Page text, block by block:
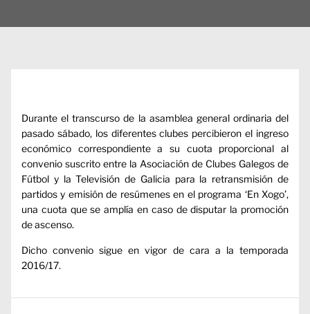
Durante el transcurso de la asamblea general ordinaria del
pasado sábado, los diferentes clubes percibieron el ingreso
económico correspondiente a su cuota proporcional al
convenio suscrito entre la Asociación de Clubes Galegos de
Fútbol y la Televisión de Galicia para la retransmisión de
partidos y emisión de resúmenes en el programa ‘En Xogo’,
una cuota que se amplía en caso de disputar la promoción
de ascenso.
Dicho convenio sigue en vigor de cara a la temporada
2016/17.